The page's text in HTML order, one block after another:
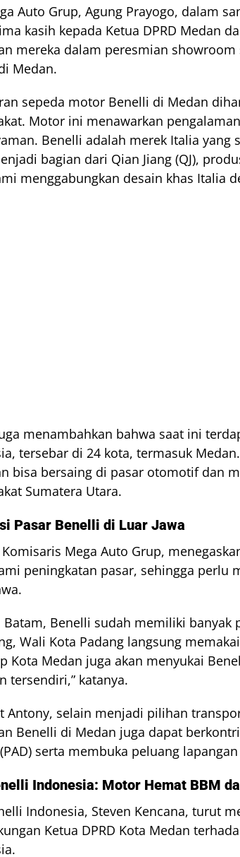
Auto Grup, Agung Prayogo, dalam
kasih kepada Ketua DPRD Medan
mereka dalam peresmian
Medan.
sepeda motor Benelli di Medan
Motor ini menawarkan
Benelli adalah merek Italia yang
bagian dari Qian Jiang (QJ),
menggabungkan desain khas Italia
menambahkan bahwa saat ini
tersebar di 24 kota, termasuk
bisa bersaing di pasar otomotif dan
Sumatera Utara.
Pasar Benelli di Luar Jawa
Mega Auto Grup,
peningkatan pasar, sehingga perlu
Batam, Benelli sudah memiliki
Wali Kota Padang langsung
Kota Medan juga akan menyukai
tersendiri,” katanya.
Antony, selain menjadi pilihan
Benelli di Medan juga dapat
serta membuka peluang
Indonesia: Motor Hemat BBM
Indonesia, Steven Kencana, turut
Ketua DPRD Kota Medan